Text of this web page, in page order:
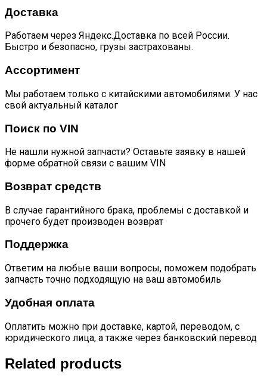
J60-
3502050EV
quantity
Доставка
Работаем через Яндекс.Доставка по всей России.
Быстро и безопасно, грузы застрахованы.
Ассортимент
Мы работаем только с китайскими автомобилями. У нас
свой актуальный каталог
Поиск по VIN
Не нашли нужной запчасти? Оставьте заявку в нашей
форме обратной связи с вашим VIN
Возврат средств
В случае гарантийного брака, проблемы с доставкой и
прочего будет производен возврат
Поддержка
Ответим на любые ваши вопросы, поможем подобрать
запчасть точно подходящую на ваш автомобиль
Удобная оплата
Оплатить можно при доставке, картой, переводом, с
юридического лица, а также через банковский перевод
Related products